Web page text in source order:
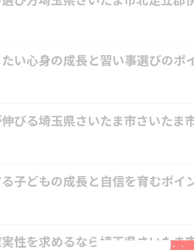
い心身の成長と習い事選びのポ
びる埼玉県さいたま市さいたま
子どもの成長と自信を育むポイ
性を求めるなら埼玉県さいたま